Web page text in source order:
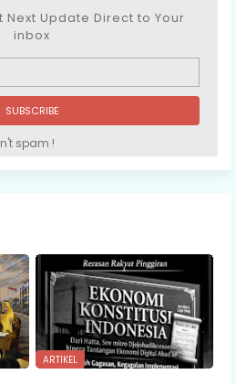
Next Update Direct to Your
inbox
spam !
ARTIKEL